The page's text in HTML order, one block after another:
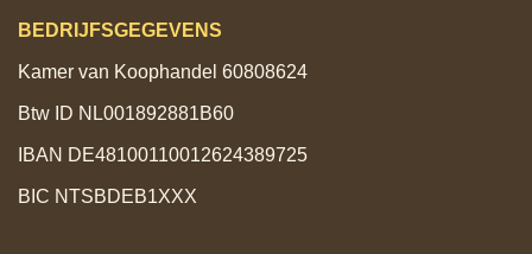
BEDRIJFSGEGEVENS
Kamer van Koophandel 60808624
Btw ID NL001892881B60
IBAN DE48100110012624389725
BIC NTSBDEB1XXX